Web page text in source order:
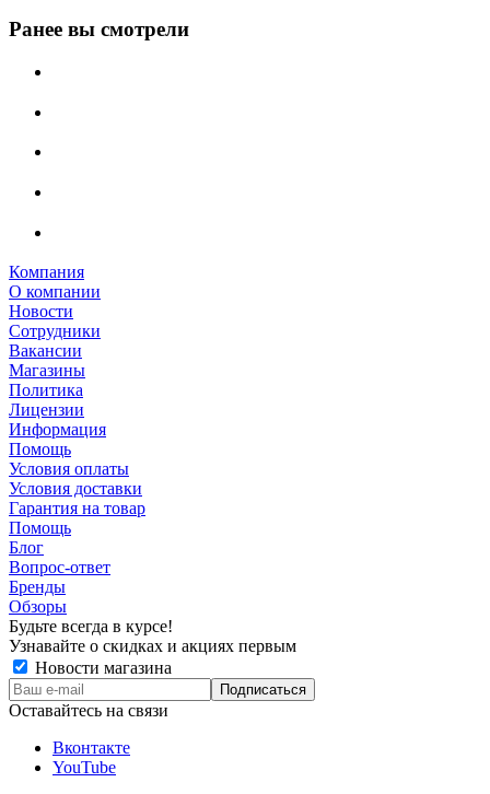
Ранее вы смотрели
Компания
О компании
Новости
Сотрудники
Вакансии
Магазины
Политика
Лицензии
Информация
Помощь
Условия оплаты
Условия доставки
Гарантия на товар
Помощь
Блог
Вопрос-ответ
Бренды
Обзоры
Будьте всегда в курсе!
Узнавайте о скидках и акциях первым
Новости магазина
Оставайтесь на связи
Вконтакте
YouTube